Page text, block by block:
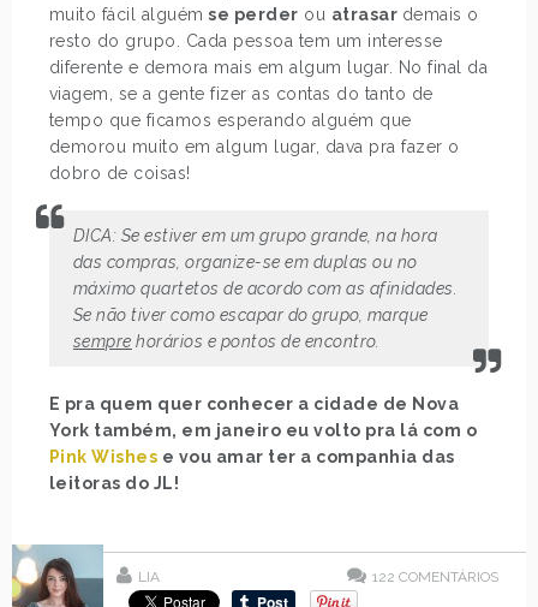
muito fácil alguém se perder ou atrasar demais o
resto do grupo. Cada pessoa tem um interesse
diferente e demora mais em algum lugar. No final da
viagem, se a gente fizer as contas do tanto de
tempo que ficamos esperando alguém que
demorou muito em algum lugar, dava pra fazer o
dobro de coisas!
DICA: Se estiver em um grupo grande, na hora
das compras, organize-se em duplas ou no
máximo quartetos de acordo com as afinidades.
Se não tiver como escapar do grupo, marque
sempre horários e pontos de encontro.
E pra quem quer conhecer a cidade de Nova
York também, em janeiro eu volto pra lá com o
Pink Wishes e vou amar ter a companhia das
leitoras do JL!
LIA 122 COMENTÁRIOS